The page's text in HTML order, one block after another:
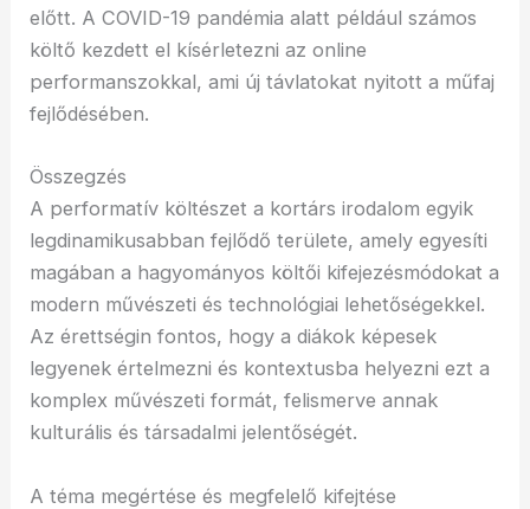
előtt. A COVID-19 pandémia alatt például számos
költő kezdett el kísérletezni az online
performanszokkal, ami új távlatokat nyitott a műfaj
fejlődésében.
Összegzés
A performatív költészet a kortárs irodalom egyik
legdinamikusabban fejlődő területe, amely egyesíti
magában a hagyományos költői kifejezésmódokat a
modern művészeti és technológiai lehetőségekkel.
Az érettségin fontos, hogy a diákok képesek
legyenek értelmezni és kontextusba helyezni ezt a
komplex művészeti formát, felismerve annak
kulturális és társadalmi jelentőségét.
A téma megértése és megfelelő kifejtése